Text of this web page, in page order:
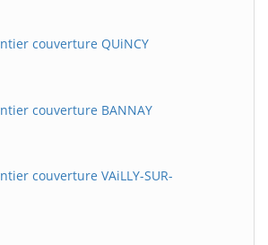
couverture QUiNCY
couverture BANNAY
couverture VAiLLY-SUR-